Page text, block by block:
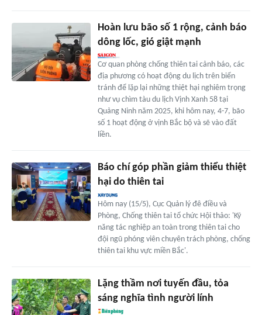
Hoàn lưu bão số 1 rộng, cảnh báo
dông lốc, gió giật mạnh
Cơ quan phòng chống thiên tai cảnh báo, các
địa phương có hoạt động du lịch trên biển
tránh để lặp lại những thiệt hại nghiêm trọng
như vụ chìm tàu du lịch Vịnh Xanh 58 tại
Quảng Ninh năm 2025, khi hôm nay, 4-7, bão
số 1 hoạt động ở vịnh Bắc bộ và sẽ vào đất
liền.
Báo chí góp phần giảm thiểu thiệt
hại do thiên tai
Hôm nay (15/5), Cục Quản lý đê điều và
Phòng, Chống thiên tai tổ chức Hội thảo: 'Kỹ
năng tác nghiệp an toàn trong thiên tai cho
đội ngũ phóng viên chuyên trách phòng, chống
thiên tai khu vực miền Bắc'.
Lặng thầm nơi tuyến đầu, tỏa
sáng nghĩa tình người lính